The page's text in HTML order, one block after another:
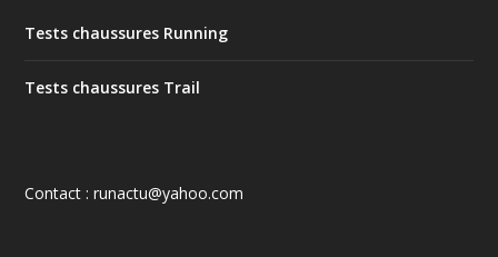
Tests chaussures Running
Tests chaussures Trail
Contact : runactu@yahoo.com